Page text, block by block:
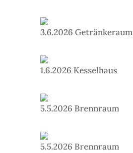
3.6.2026 Getränkeraum
1.6.2026 Kesselhaus
5.5.2026 Brennraum
5.5.2026 Brennraum